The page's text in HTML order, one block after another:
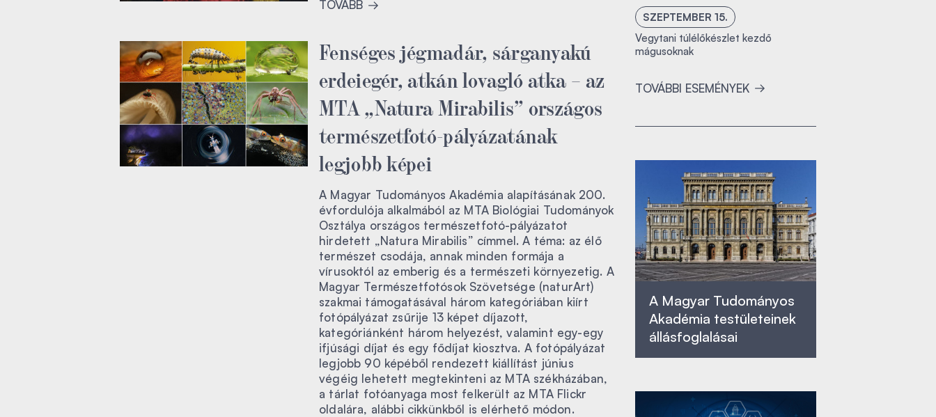
TOVÁBB
Fenséges jégmadár, sárganyakú
erdeiegér, atkán lovagló atka – az
MTA „Natura Mirabilis” országos
természetfotó-pályázatának
legjobb képei
A Magyar Tudományos Akadémia alapításának 200.
évfordulója alkalmából az MTA Biológiai Tudományok
Osztálya országos természetfotó-pályázatot
hirdetett „Natura Mirabilis” címmel. A téma: az élő
természet csodája, annak minden formája a
vírusoktól az emberig és a természeti környezetig. A
Magyar Természetfotósok Szövetsége (naturArt)
szakmai támogatásával három kategóriában kiírt
fotópályázat zsűrije 13 képet díjazott,
kategóriánként három helyezést, valamint egy-egy
ifjúsági díjat és egy fődíjat kiosztva. A fotópályázat
legjobb 90 képéből rendezett kiállítást június
végéig lehetett megtekinteni az MTA székházában,
a tárlat fotóanyaga most felkerült az MTA Flickr
oldalára, alábbi cikkünkből is elérhető módon.
SZEPTEMBER 15.
Vegytani túlélőkészlet kezdő
mágusoknak
TOVÁBBI ESEMÉNYEK
A Magyar Tudományos
Akadémia testületeinek
állásfoglalásai